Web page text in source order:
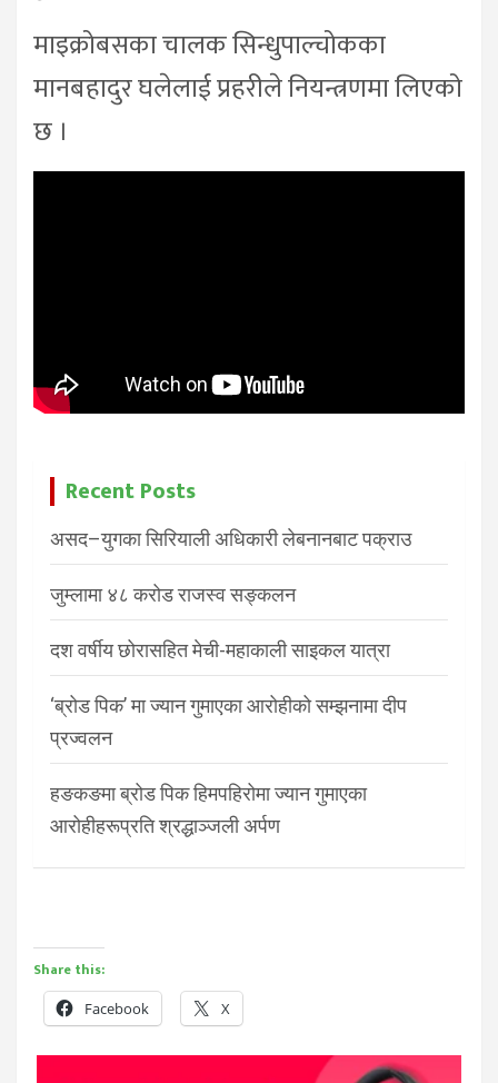
माइक्रोबसका चालक सिन्धुपाल्चोकका
मानबहादुर घलेलाई प्रहरीले नियन्त्रणमा लिएको
छ ।
Recent Posts
असद–युगका सिरियाली अधिकारी लेबनानबाट पक्राउ
जुम्लामा ४८ करोड राजस्व सङ्कलन
दश वर्षीय छोरासहित मेची-महाकाली साइकल यात्रा
‘ब्रोड पिक’ मा ज्यान गुमाएका आरोहीको सम्झनामा दीप
प्रज्वलन
हङकङमा ब्रोड पिक हिमपहिरोमा ज्यान गुमाएका
आरोहीहरूप्रति श्रद्धाञ्जली अर्पण
Share this:
Facebook X